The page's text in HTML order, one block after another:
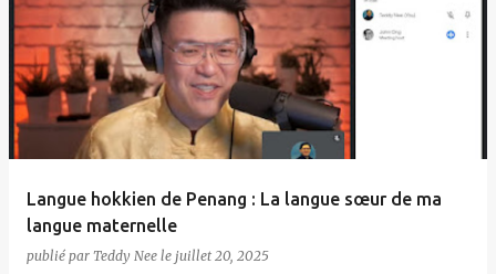
e
Langue hokkien de Penang : La langue sœur de ma
langue maternelle
publié par Teddy Nee le juillet 20, 2025